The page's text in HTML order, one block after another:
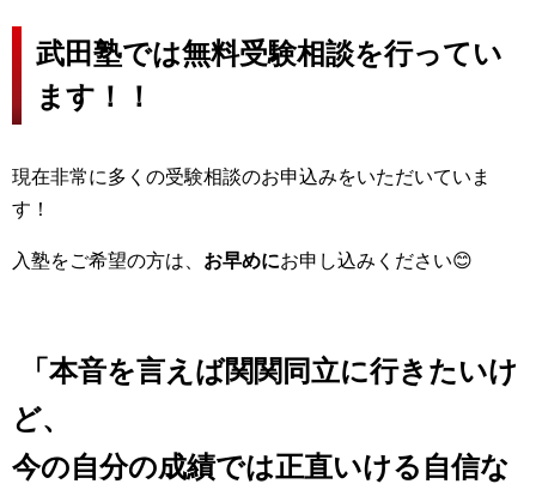
武田塾では無料受験相談を行ってい
ます！！
現在非常に多くの受験相談のお申込みをいただいていま
す！
入塾をご希望の方は、 お早めにお申し込みください😊
「本音を言えば関関同立に行きたいけ
ど、
今の自分の成績では正直いける自信な